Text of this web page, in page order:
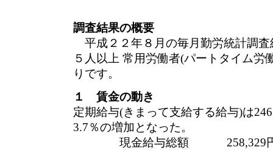
調査結果の概要
平成２２年８月の毎月勤労統計調
５人以上 常用労働者(パートタイム労
りです。
１ 賃金の動き
定期給与(きまって支給する給与)は
3.7％の増加となった。
現金給与総額 258,329円